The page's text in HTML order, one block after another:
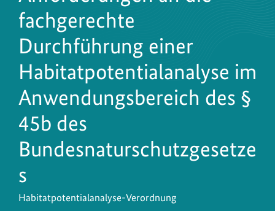
fachgerechte
Durchführung einer
Habitatpotentialanalyse im
Anwendungsbereich des §
45b des
Bundesnaturschutzgesetze
s
Habitatpotentialanalyse-Verordnung